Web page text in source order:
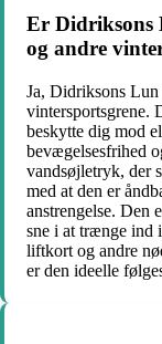
Er Didriksons
og andre
Ja, Didriksons
vintersportsgrene.
beskytte dig mod
bevægelsesfrihed
vandsøjletryk, der
med at den er
anstrengelse. Den
sne i at trænge ind
liftkort og andre
er den ideelle